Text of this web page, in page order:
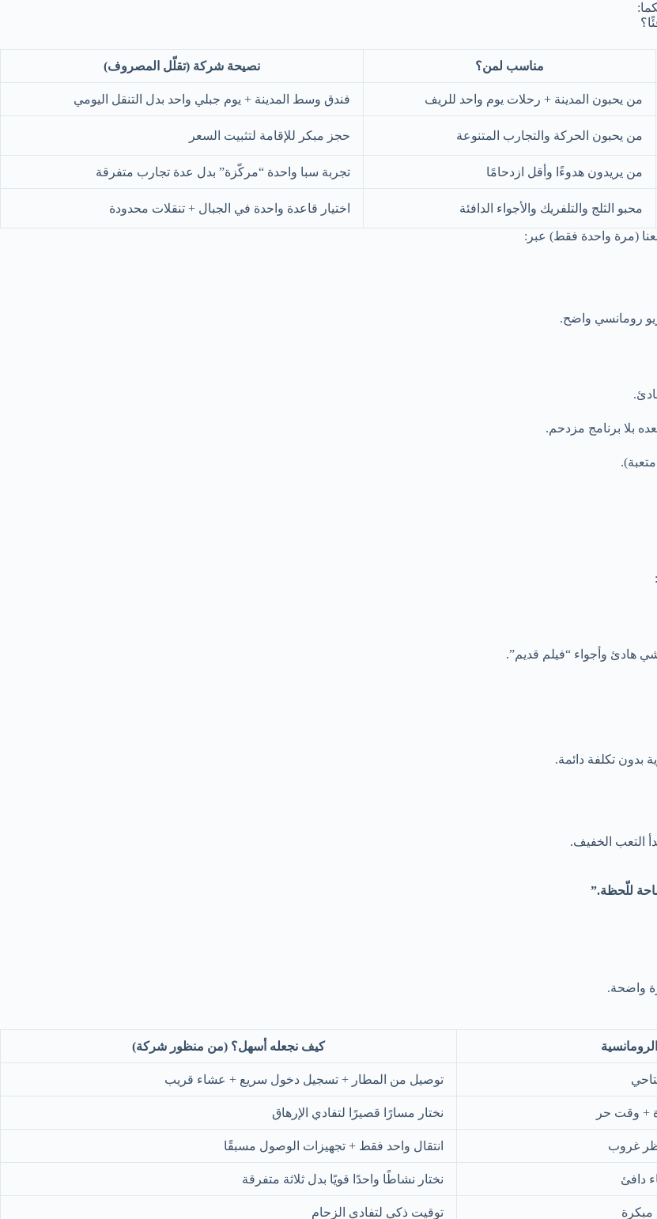
مناسب لمن؟ نصيحة شركة (تقلّل المصروف)
من يحبون المدينة + رحلات يوم واحد للريف فندق وسط المدينة + يوم جبلي واحد بدل التنقل اليومي
من يحبون الحركة والتجارب المتنوعة حجز مبكر للإقامة لتثبيت السعر
من يريدون هدوءًا وأقل ازدحامًا تجربة سبا واحدة “مركّزة” بدل عدة تجارب متفرقة
محبو الثلج والتلفريك والأجواء الدافئة اختيار قاعدة واحدة في الجبال + تنقلات محدودة
(مرة واحدة فقط) عبر:
رومانسي واضح.
بلا برنامج مزدحم.
هادئ وأجواء “فيلم قديم”.
بدون تكلفة دائمة.
التعب الخفيف.
للّحظة.”
واضحة.
كيف نجعله أسهل؟ (من منظور شركة)
توصيل من المطار + تسجيل دخول سريع + عشاء قريب
+ وقت حر نختار مسارًا قصيرًا لتفادي الإرهاق
غروب انتقال واحد فقط + تجهيزات الوصول مسبقًا
دافئ نختار نشاطًا واحدًا قويًا بدل ثلاثة متفرقة
مبكرة توقيت ذكي لتفادي الزحام